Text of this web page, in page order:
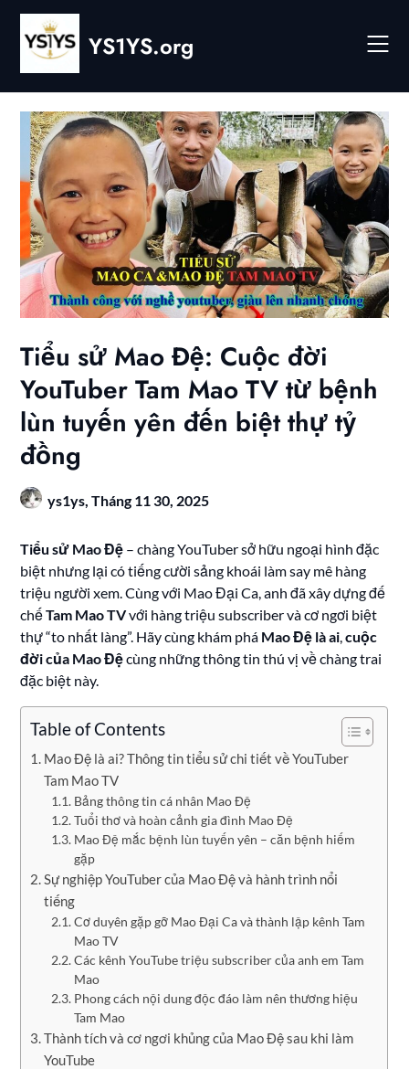
Skip
content
YS1YS.org
Tiểu sử Mao Đệ: Cuộc đời
YouTuber Tam Mao TV từ bệnh
lùn tuyến yên đến biệt thự tỷ
đồng
ys1ys,Tháng 11 30, 2025
Tiểu sử Mao Đệ – chàng YouTuber sở hữu ngoại hình đặc
biệt nhưng lại có tiếng cười sảng khoái làm say mê hàng
triệu người xem. Cùng với Mao Đại Ca, anh đã xây dựng đế
chếTam Mao TVvới hàng triệu subscriber và cơ ngơi biệt
thự “to nhất làng”. Hãy cùng khám phá Mao Đệ là ai ,cuộc
đời của Mao Đệcùng những thông tin thú vị về chàng trai
đặc biệt này.
Table of Contents
Mao Đệ là ai? Thông tin tiểu sử chi tiết về YouTuber
Tam Mao TV
Bảng thông tin cá nhân Mao Đệ
Tuổi thơ và hoàn cảnh gia đình Mao Đệ
Mao Đệ mắc bệnh lùn tuyến yên – căn bệnh hiếm
gặp
Sự nghiệp YouTuber của Mao Đệ và hành trình nổi
tiếng
Cơ duyên gặp gỡ Mao Đại Ca và thành lập kênh Tam
Mao TV
Các kênh YouTube triệu subscriber của anh em Tam
Mao
Phong cách nội dung độc đáo làm nên thương hiệu
Tam Mao
Thành tích và cơ ngơi khủng của Mao Đệ sau khi làm
YouTube